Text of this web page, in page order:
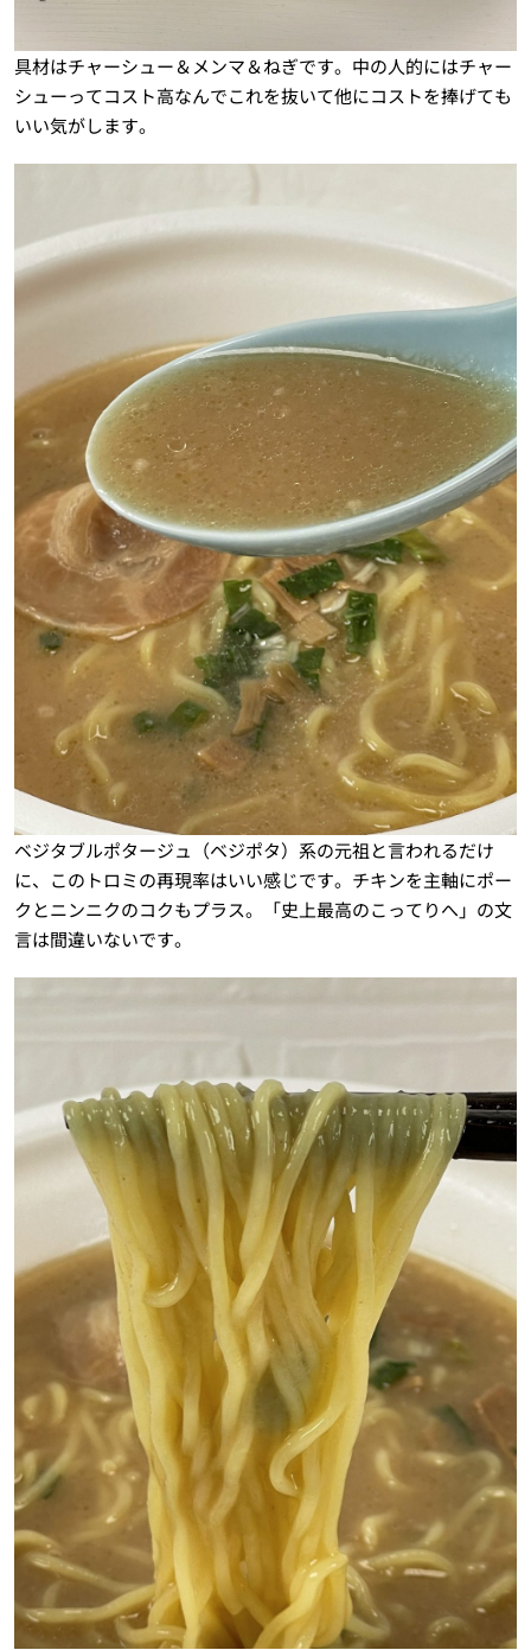
具材はチャーシュー＆メンマ＆ねぎです。中の人的にはチャー
シューってコスト高なんでこれを抜いて他にコストを捧げても
いい気がします。
ベジタブルポタージュ（ベジポタ）系の元祖と言われるだけ
に、このトロミの再現率はいい感じです。チキンを主軸にポー
クとニンニクのコクもプラス。「史上最高のこってりへ」の文
言は間違いないです。